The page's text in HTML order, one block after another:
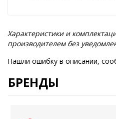
Характеристики и
производителем без
Нашли ошибку в описании,
БРЕНДЫ